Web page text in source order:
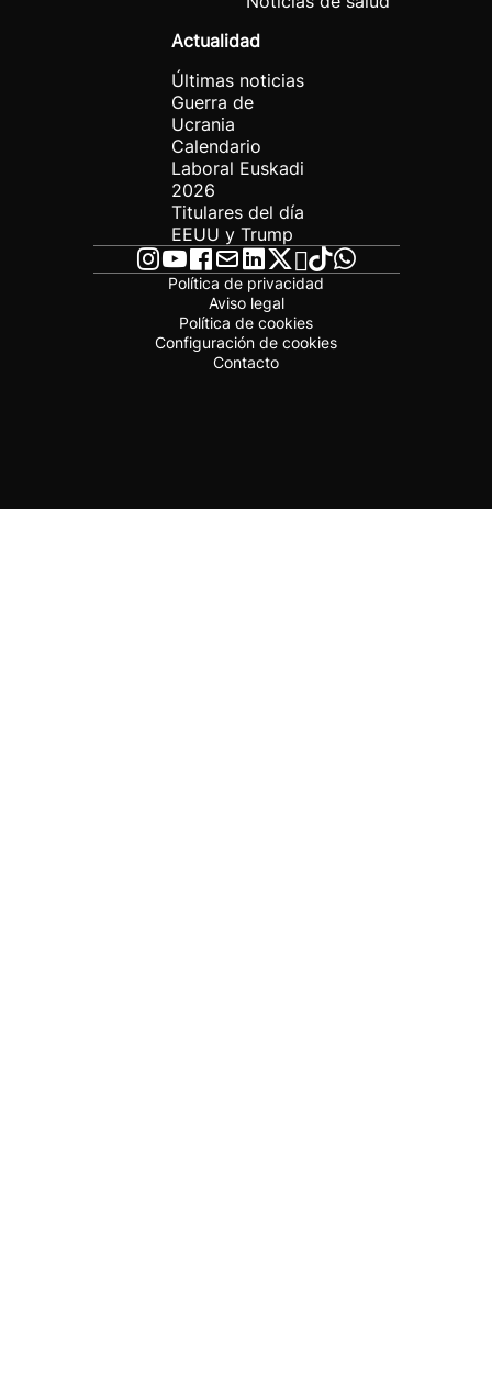
Actualidad
Últimas noticias
Guerra de
Ucrania
Calendario
Laboral Euskadi
2026
Titulares del día
EEUU y Trump
Política de privacidad
Aviso legal
Política de cookies
Configuración de cookies
Contacto